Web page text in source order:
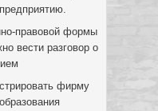
правовой формы
вести разговор о
фирму